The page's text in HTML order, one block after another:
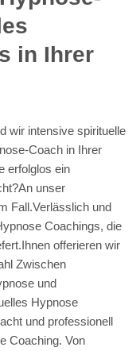
in Ihrer
wir intensive spirituelle
Coach in Ihrer
erfolglos ein
unser
Fall.Verlässlich und
Coachings, die
offerieren wir
Zwischen
und
Hypnose
und professionell
Coaching. Von